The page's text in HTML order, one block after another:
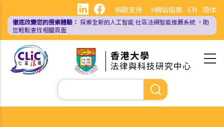
內
EN 简体
捐款支持 +網站指南
徹底改變您的搜索體驗： 探索全新的人工智能社區法網智能推薦系統 ，助
您輕鬆查找相關頁面
Search